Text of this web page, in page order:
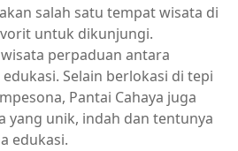
salah satu tempat wisata di
untuk dikunjungi.
perpaduan antara
Selain berlokasi di tepi
Pantai Cahaya juga
yang unik, indah dan tentunya
edukasi.